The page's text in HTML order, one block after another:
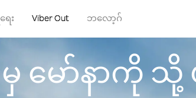
ေး Viber Out ဘလော့ဂ်
ော်နာကို သို့